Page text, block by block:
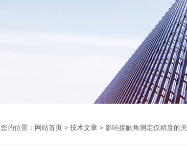
您的位置： 网站首页 > 技术文章 > 影响接触角测定仪精度的